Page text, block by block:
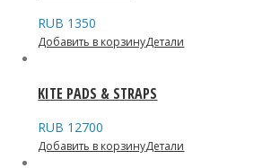
RUB 1350
Добавить в корзинуДетали
KITE PADS & STRAPS
RUB 12700
Добавить в корзинуДетали